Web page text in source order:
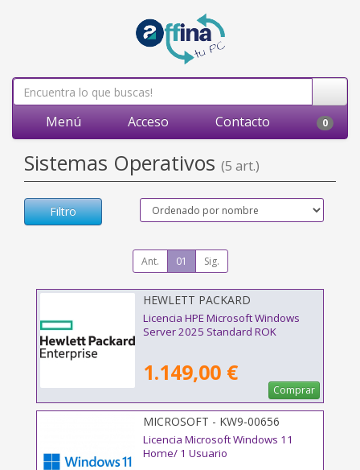
Menú Acceso Contacto 0
Sistemas Operativos (5 art.)
Filtro
Ant. 01 Sig.
HEWLETT PACKARD
ENTERPRISE - P77100-A21
Licencia HPE Microsoft Windows
Server 2025 Standard ROK
1.149,00 €
Comprar
MICROSOFT - KW9-00656
Licencia Microsoft Windows 11
Home/ 1 Usuario